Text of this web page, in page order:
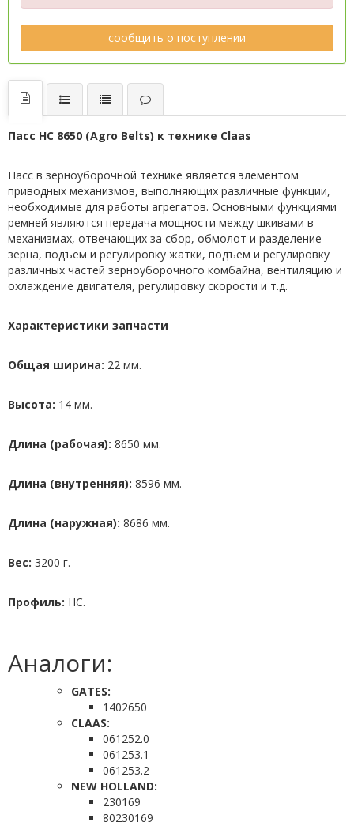
сообщить о поступлении
Пасс HC 8650 (Agro Belts) к технике Claas
Пасс в зерноуборочной технике является элементом
приводных механизмов, выполняющих различные функции,
необходимые для работы агрегатов. Основными функциями
ремней являются передача мощности между шкивами в
механизмах, отвечающих за сбор, обмолот и разделение
зерна, подъем и регулировку жатки, подъем и регулировку
различных частей зерноуборочного комбайна, вентиляцию и
охлаждение двигателя, регулировку скорости и т.д.
Характеристики запчасти
Общая ширина: 22 мм.
Высота: 14 мм.
Длина (рабочая): 8650 мм.
Длина (внутренняя): 8596 мм.
Длина (наружная): 8686 мм.
Вес: 3200 г.
Профиль: HC.
Аналоги:
GATES:
1402650
CLAAS:
061252.0
061253.1
061253.2
NEW HOLLAND:
230169
80230169